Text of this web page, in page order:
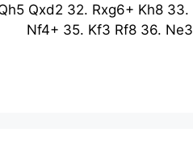
Qxd2 32. Rxg6+ Kh8 33.
Nf4+ 35. Kf3 Rf8 36. Ne3